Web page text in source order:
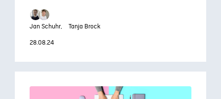
Jan Schuhr,
Tanja Brock
28.08.24